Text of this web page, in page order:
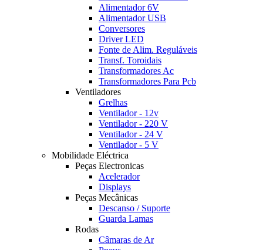
Alimentador 6V
Alimentador USB
Conversores
Driver LED
Fonte de Alim. Reguláveis
Transf. Toroidais
Transformadores Ac
Transformadores Para Pcb
Ventiladores
Grelhas
Ventilador - 12v
Ventilador - 220 V
Ventilador - 24 V
Ventilador - 5 V
Mobilidade Eléctrica
Peças Electronicas
Acelerador
Displays
Peças Mecânicas
Descanso / Suporte
Guarda Lamas
Rodas
Câmaras de Ar